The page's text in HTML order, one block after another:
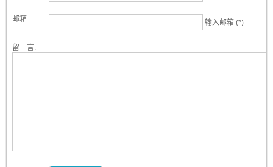
邮箱 输入邮箱 (*)
留 言: